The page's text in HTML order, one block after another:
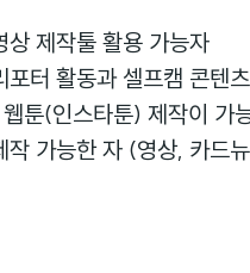
제작툴 활용 가능자
터 활동과 셀프캠 콘텐
툰(인스타툰) 제작이 가
가능한 자 (영상, 카드